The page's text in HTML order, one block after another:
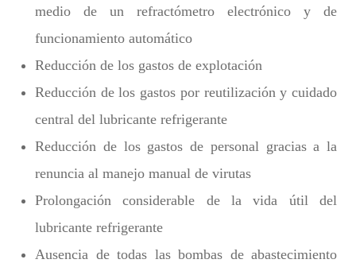
medio de un refractómetro electrónico y de
funcionamiento automático
Reducción de los gastos de explotación
Reducción de los gastos por reutilización y cuidado
central del lubricante refrigerante
Reducción de los gastos de personal gracias a la
renuncia al manejo manual de virutas
Prolongación considerable de la vida útil del
lubricante refrigerante
Ausencia de todas las bombas de abastecimiento